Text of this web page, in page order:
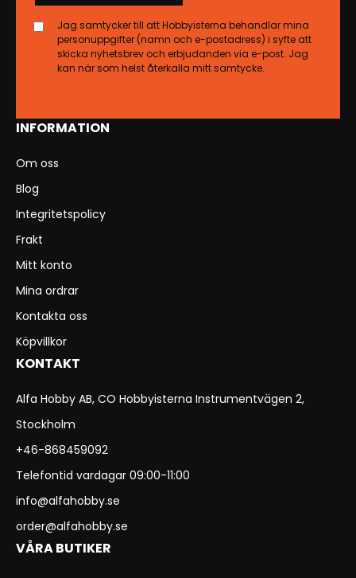
INFORMATION
Om oss
Blog
Integritetspolicy
Frakt
Mitt konto
Mina ordrar
Kontakta oss
Köpvillkor
KONTAKT
Alfa Hobby AB, CO Hobbyisterna Instrumentvägen 2,
Stockholm
+46-868459092
Telefontid vardagar 09:00-11:00
info@alfahobby.se
order@alfahobby.se
VÅRA BUTIKER
Jag samtycker till att Hobbyisterna behandlar mina
personuppgifter (namn och e-postadress) i syfte att
skicka nyhetsbrev och erbjudanden via e-post. Jag
kan när som helst återkalla mitt samtycke.